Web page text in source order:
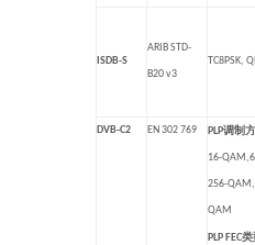
ISDB-S
ARIB STD-
B20 v3
TC8PSK,
DVB-C2 EN 302 769 PLP调制
16-
256-
QAM
PLP FEC类